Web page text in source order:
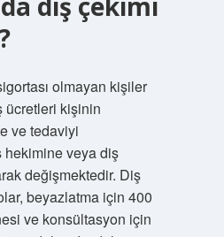
olmayan kişiler
ücretleri kişinin
ve tedaviyi
veya diş
değişmektedir. Diş
beyazlatma için 400
ve konsültasyon için